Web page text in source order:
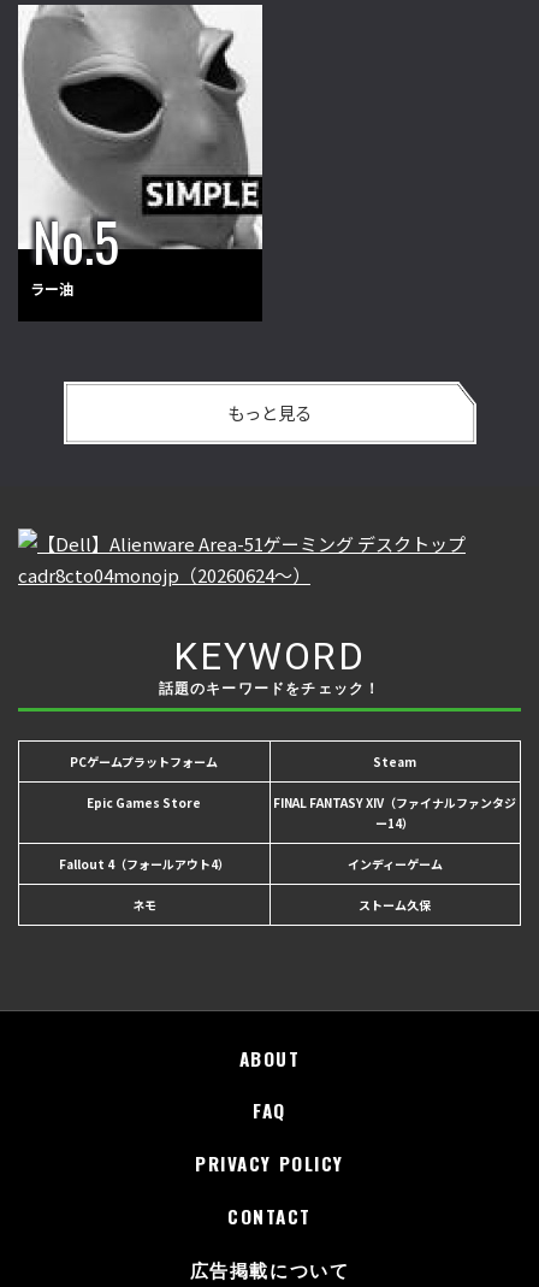
ラー油
もっと見る
KEYWORD
話題のキーワードをチェック！
PCゲームプラットフォーム Steam
Epic Games Store
FINAL FANTASY XIV（ファイナルファンタジ
ー14）
Fallout 4（フォールアウト4） インディーゲーム
ネモ ストーム久保
ABOUT
FAQ
PRIVACY POLICY
CONTACT
広告掲載について